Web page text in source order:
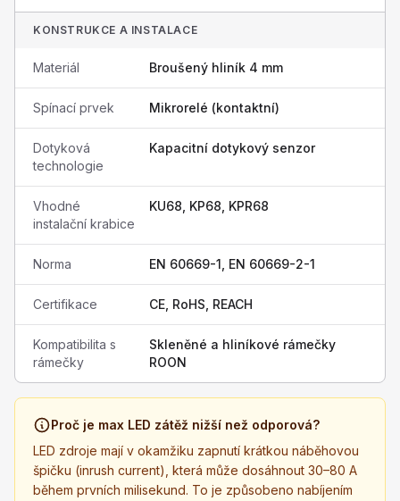
KONSTRUKCE A INSTALACE
Materiál Broušený hliník 4 mm
Spínací prvek Mikrorelé (kontaktní)
Dotyková
technologie
Kapacitní dotykový senzor
Vhodné
instalační krabice
KU68, KP68, KPR68
Norma EN 60669-1, EN 60669-2-1
Certifikace CE, RoHS, REACH
Kompatibilita s
rámečky
Skleněné a hliníkové rámečky
ROON
Proč je max LED zátěž nižší než odporová?
LED zdroje mají v okamžiku zapnutí krátkou náběhovou
špičku (inrush current), která může dosáhnout 30–80 A
během prvních milisekund. To je způsobeno nabíjením